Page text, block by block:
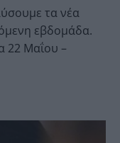
τα νέα
εβδομάδα.